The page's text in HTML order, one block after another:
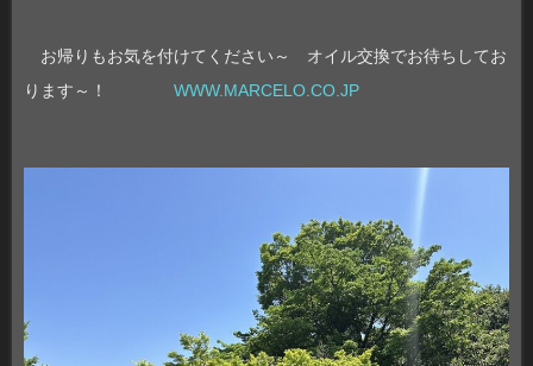
お帰りもお気を付けてください～ オイル交換でお待ちしてお
ります～！ WWW.MARCELO.CO.JP